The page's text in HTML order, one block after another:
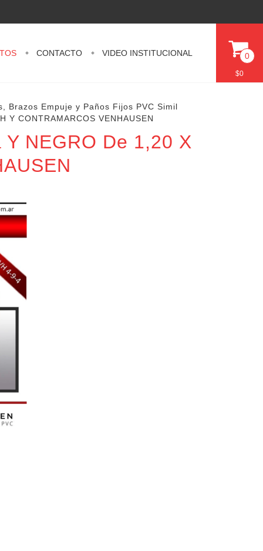
CONTACTO VIDEO INSTITUCIONAL 0
$0
Brazos Empuje y Paños Fijos PVC Simil
CONTRAMARCOS VENHAUSEN
NEGRO De 1,20 X